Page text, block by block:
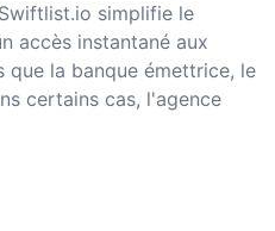
simplifie le
accès instantané aux
que la banque émettrice, le
certains cas, l'agence